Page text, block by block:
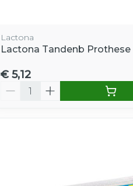
Lactona
Lactona Tandenb Prothese
€ 5,12
Aantal